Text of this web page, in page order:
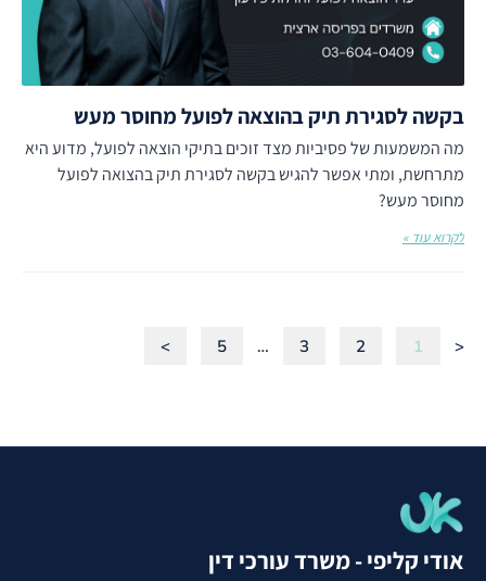
בקשה לסגירת תיק בהוצאה לפועל מחוסר מעש
מה המשמעות של פסיביות מצד זוכים בתיקי הוצאה לפועל, מדוע היא
מתרחשת, ומתי אפשר להגיש בקשה לסגירת תיק בהצואה לפועל
מחוסר מעש?
לקרוא עוד »
<
1
2
3
…
5
>
אודי קליפי - משרד עורכי דין